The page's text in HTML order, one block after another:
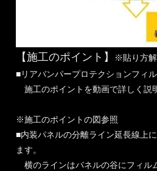
【施工のポイント】 ※貼り方
■リアバンパープロテクションフィ
施工のポイントを動画で詳しく説
※施工のポイントの図参照
■内装パネルの分離ライン延長線上
ます。
横のラインはパネルの谷にフィル